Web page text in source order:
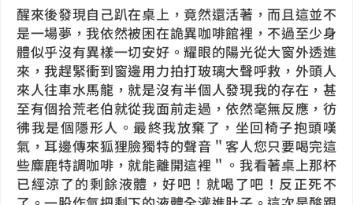
醒來後發現自己趴在桌上，竟然還活著，而且這並不
是一場夢，我依然被困在詭異咖啡館裡，不過至少身
體似乎沒有異樣一切安好。耀眼的陽光從大窗外透進
來，我趕緊衝到窗邊用力拍打玻璃大聲呼救，外頭人
來人往車水馬龍，就是沒有半個人發現我的存在，甚
至有個拾荒老伯就從我面前走過，依然毫無反應，彷
彿我是個隱形人。最終我放棄了，坐回椅子抱頭嘆
氣，耳邊傳來狐狸臉獨特的聲音＂客人您只要喝完這
些麋鹿特調咖啡，就能離開這裡＂。我看著桌上那杯
已經涼了的剩餘液體，好吧！就喝了吧！反正死不